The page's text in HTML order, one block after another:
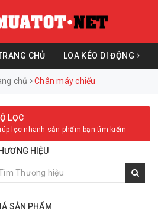
CHỦ LOA KÉO DI ĐỘNG
chủ Chân máy chiếu
LỌC
lọc nhanh sản phẩm bạn tìm kiếm
HIỆU
SẢN PHẨM